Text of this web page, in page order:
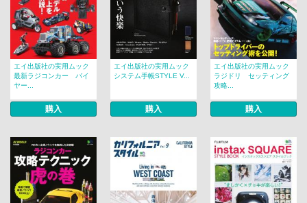
エイ出版社の実用ムック
最新ラジコンカー バイ
ヤー...
購入
エイ出版社の実用ムック
システム手帳STYLE V...
購入
エイ出版社の実用ムック
ラジドリ セッティング
攻略...
購入